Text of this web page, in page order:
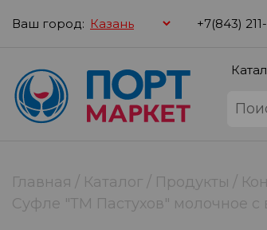
Ваш город: +7(843)
Главная Каталог Продукты
Суфле "ТМ Пастухов" молочное